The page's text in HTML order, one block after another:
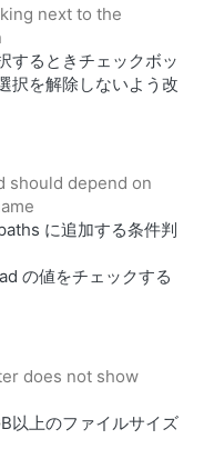
next to the
するときチェックボッ
択を解除しないよう改
should depend on
に追加する条件判
の値をチェックする
does not show
以上のファイルサイズ